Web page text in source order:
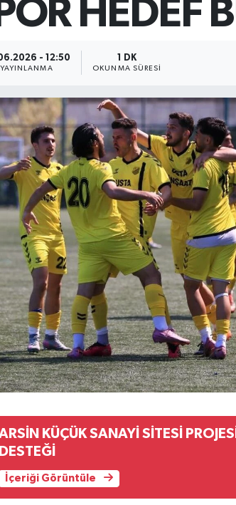
HEDEF
- 12:50
YAYINLANMA
1 DK
OKUNMA SÜRESI
KÜÇÜK SANAYİ SİTESİ
DESTEĞİ
İçeriği Görüntüle